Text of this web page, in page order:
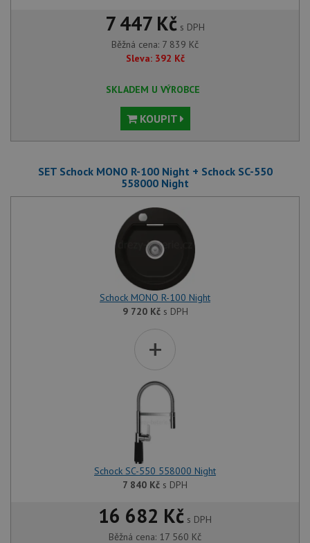
7 447 Kč s DPH
Běžná cena: 7 839 Kč
Sleva: 392 Kč
SKLADEM U VÝROBCE
KOUPIT
SET Schock MONO R-100 Night + Schock SC-550
558000 Night
Schock MONO R-100 Night
9 720 Kčs DPH
+
Schock SC-550 558000 Night
7 840 Kč s DPH
16 682 Kč s DPH
Běžná cena: 17 560 Kč